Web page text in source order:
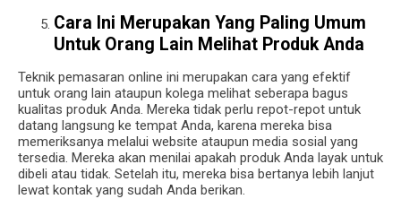
Cara Ini Merupakan Yang Paling Umum
Untuk Orang Lain Melihat Produk Anda
Teknik pemasaran online ini merupakan cara yang efektif
untuk orang lain ataupun kolega melihat seberapa bagus
kualitas produk Anda. Mereka tidak perlu repot-repot untuk
datang langsung ke tempat Anda, karena mereka bisa
memeriksanya melalui website ataupun media sosial yang
tersedia. Mereka akan menilai apakah produk Anda layak untuk
dibeli atau tidak. Setelah itu, mereka bisa bertanya lebih lanjut
lewat kontak yang sudah Anda berikan.